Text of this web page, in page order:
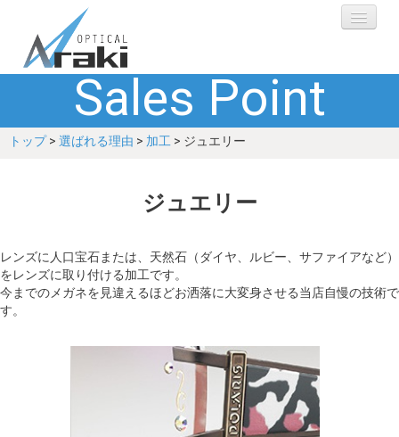
選ばれる理由
ブランド
ショップ
Sales Point
トップ> 選ばれる理由 > 加工 > ジュエリー
ジュエリー
レンズに人口宝石または、天然石（ダイヤ、ルビー、サファイアなど）
をレンズに取り付ける加工です。
今までのメガネを見違えるほどお洒落に大変身させる当店自慢の技術で
す。